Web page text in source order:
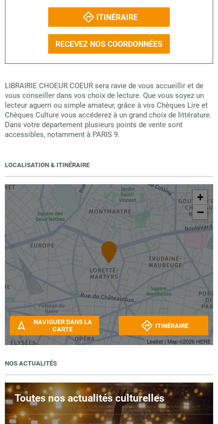
ITINÉRAIRE
RECEVEZ NOS COORDONNÉES
LIBRAIRIE CHOEUR COEUR sera ravie de vous accueillir et de
vous conseiller dans vos choix de lecture. Que vous soyez un
lecteur aguerri ou simple amateur, grâce à vos Chèques Lire et
Chèques Culture vous accéderez à un grand choix de littérature.
Dans votre département plusieurs points de vente sont
accessibles, notamment à PARIS 9.
LOCALISATION & ITINÉRAIRE
+
−
Leaflet | Map ©2026 HERE
NAVIGUER DANS LA
CARTE
ITINÉRAIRE
NOS ACTUALITÉS
Toutes nos actualités culturelles